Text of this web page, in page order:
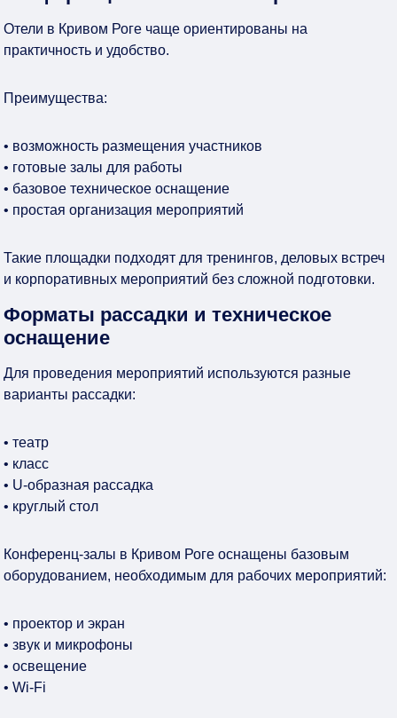
Отели в Кривом Роге чаще ориентированы на
практичность и удобство.
Преимущества:
• возможность размещения участников
• готовые залы для работы
• базовое техническое оснащение
• простая организация мероприятий
Такие площадки подходят для тренингов, деловых встреч
и корпоративных мероприятий без сложной подготовки.
Форматы рассадки и техническое
оснащение
Для проведения мероприятий используются разные
варианты рассадки:
• театр
• класс
• U-образная рассадка
• круглый стол
Конференц-залы в Кривом Роге оснащены базовым
оборудованием, необходимым для рабочих мероприятий:
• проектор и экран
• звук и микрофоны
• освещение
• Wi-Fi